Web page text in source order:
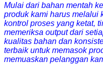
Mulai dari bahan mentah
produk kami harus melalui
kontrol proses yang ketat,
memeriksa output dari
kualitas bahan dan
terbaik untuk memasok
memuaskan pelanggan